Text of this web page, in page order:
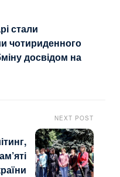
стали
чотириденного
досвідом на
NEXT POST